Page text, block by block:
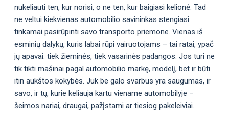
nukeliauti ten, kur norisi, o ne ten, kur baigiasi kelionė. Tad
ne veltui kiekvienas automobilio savininkas stengiasi
tinkamai pasirūpinti savo transporto priemone. Vienas iš
esminių dalykų, kuris labai rūpi vairuotojams – tai ratai, ypač
jų apavai: tiek žieminės, tiek vasarinės padangos. Jos turi ne
tik tikti mašinai pagal automobilio markę, modelį, bet ir būti
itin aukštos kokybės. Juk be galo svarbus yra saugumas, ir
savo, ir tų, kurie keliauja kartu viename automobilyje –
šeimos nariai, draugai, pažįstami ar tiesiog pakeleiviai.